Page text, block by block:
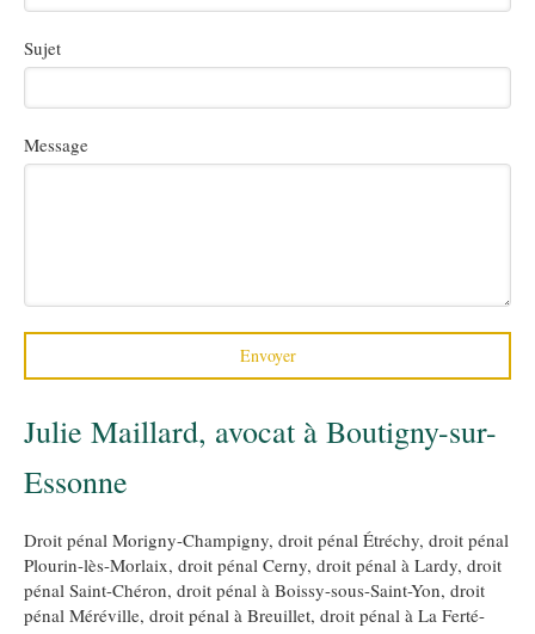
Sujet
Message
Envoyer
Julie Maillard, avocat à Boutigny-sur-
Essonne
Droit pénal Morigny-Champigny, droit pénal Étréchy, droit pénal
Plourin-lès-Morlaix, droit pénal Cerny, droit pénal à Lardy, droit
pénal Saint-Chéron, droit pénal à Boissy-sous-Saint-Yon, droit
pénal Méréville, droit pénal à Breuillet, droit pénal à La Ferté-